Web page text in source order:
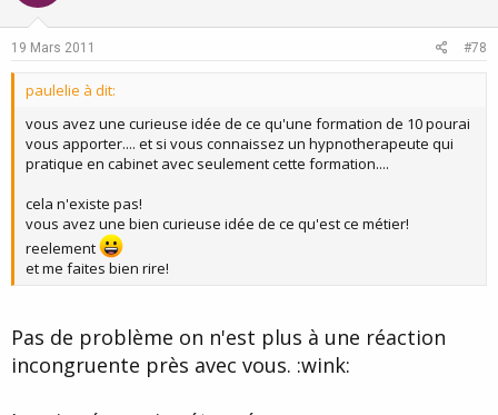
t
v
19 Mars 2011 #78
paulelie à dit:
vous avez une curieuse idée de ce qu'une formation de 10 pourai
vous apporter.... et si vous connaissez un hypnotherapeute qui
pratique en cabinet avec seulement cette formation....
cela n'existe pas!
vous avez une bien curieuse idée de ce qu'est ce métier!
reelement
et me faites bien rire!
Pas de problème on n'est plus à une réaction
incongruente près avec vous. :wink: